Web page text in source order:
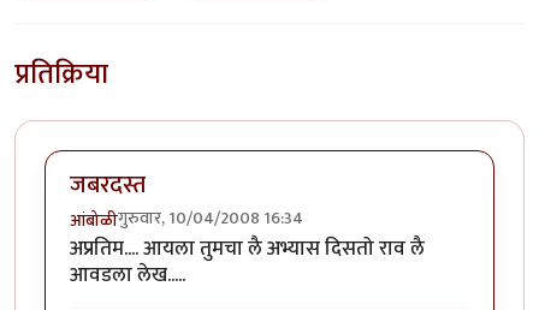
प्रतिक्रिया
जबरदस्त
आंबोळीगुरुवार, 10/04/2008 16:34
अप्रतिम.... आयला तुमचा लै अभ्यास दिसतो राव लै
आवडला लेख.....